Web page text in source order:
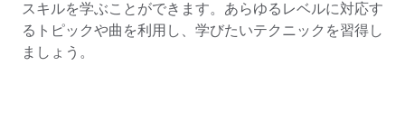
スキルを学ぶことができます。あらゆるレベルに対応す
るトピックや曲を利用し、学びたいテクニックを習得し
ましょう。